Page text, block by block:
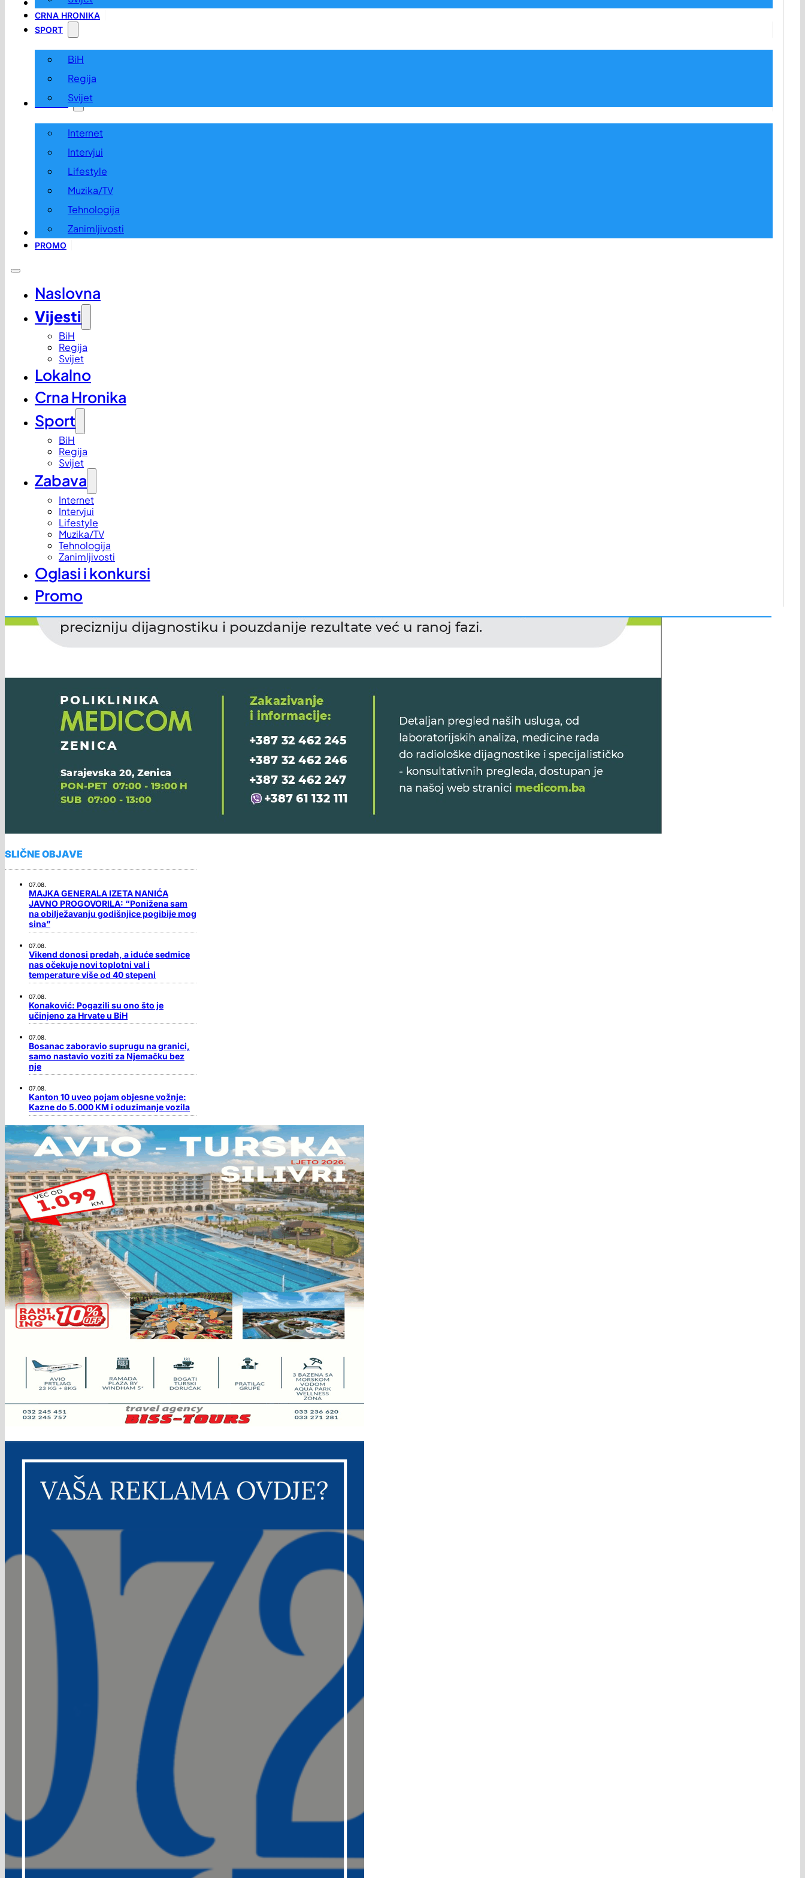
LOKALNO
CRNA HRONIKA
SPORT
BiH
Regija
Svijet
ZABAVA
Internet
Intervjui
Lifestyle
Muzika/TV
Tehnologija
Zanimljivosti
OGLASI I KONKURSI
PROMO
Naslovna
Vijesti
BiH
Regija
Svijet
Lokalno
Crna Hronika
Sport
BiH
Regija
Svijet
Zabava
Internet
Intervjui
Lifestyle
Muzika/TV
Tehnologija
Zanimljivosti
Oglasi i konkursi
Promo
SLIČNE OBJAVE
07.08.
MAJKA GENERALA IZETA NANIĆA
JAVNO PROGOVORILA: “Ponižena sam
na obilježavanju godišnjice pogibije mog
sina”
07.08.
Vikend donosi predah, a iduće sedmice
nas očekuje novi toplotni val i
temperature više od 40 stepeni
07.08.
Konaković: Pogazili su ono što je
učinjeno za Hrvate u BiH
07.08.
Bosanac zaboravio suprugu na granici,
samo nastavio voziti za Njemačku bez
nje
07.08.
Kanton 10 uveo pojam objesne vožnje:
Kazne do 5.000 KM i oduzimanje vozila